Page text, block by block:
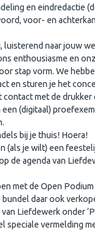
en eindredactie
voor- en
luisterend naar jouw
enthousiasme en
stap vorm. We
en sturen je het
contact met de drukker
(digitaal)
bij je thuis! Hoera!
(als je wilt) een
de agenda van
met de Open
daar ook
Liefdewerk onder
speciale vermelding